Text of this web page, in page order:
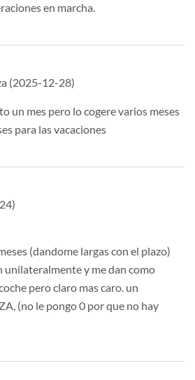
en marcha.
(2025-12-28)
un mes pero lo cogere varios meses
para las vacaciones
(dandome largas con el plazo)
unilateralmente y me dan como
pero claro mas caro. un
(no le pongo 0 por que no hay